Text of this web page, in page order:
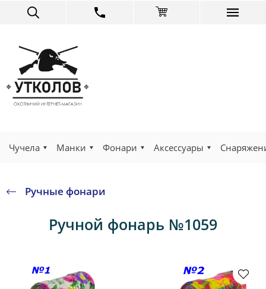
Чучела Манки Фонари Аксессуары
Ручные фонари
Ручной фонарь №1059